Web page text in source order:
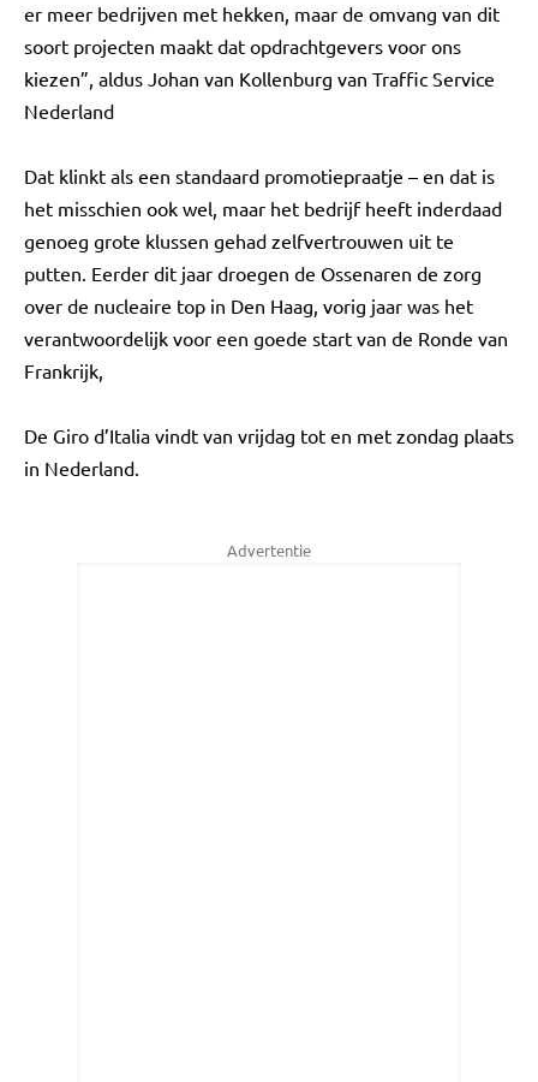
er meer bedrijven met hekken, maar de omvang van dit
soort projecten maakt dat opdrachtgevers voor ons
kiezen”, aldus Johan van Kollenburg van Traffic Service
Nederland
Dat klinkt als een standaard promotiepraatje – en dat is
het misschien ook wel, maar het bedrijf heeft inderdaad
genoeg grote klussen gehad zelfvertrouwen uit te
putten. Eerder dit jaar droegen de Ossenaren de zorg
over de nucleaire top in Den Haag, vorig jaar was het
verantwoordelijk voor een goede start van de Ronde van
Frankrijk,
De Giro d’Italia vindt van vrijdag tot en met zondag plaats
in Nederland.
Advertentie